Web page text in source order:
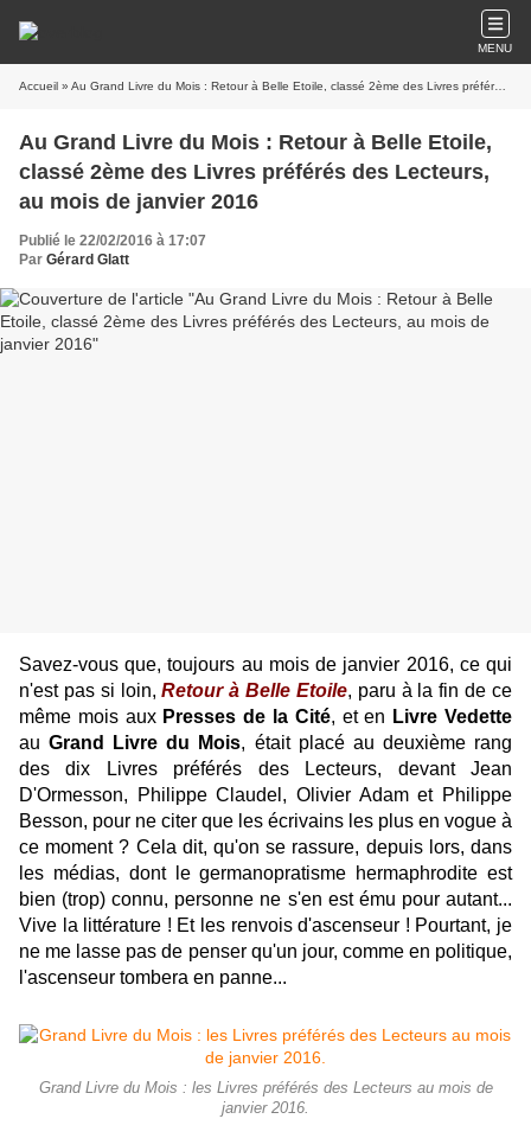
MENU
Accueil » Au Grand Livre du Mois : Retour à Belle Etoile, classé 2ème des Livres préférés des Lecteurs, au mois de janvier 2016
Au Grand Livre du Mois : Retour à Belle Etoile,
classé 2ème des Livres préférés des Lecteurs,
au mois de janvier 2016
Publié le 22/02/2016 à 17:07
Par Gérard Glatt
Savez-vous que, toujours au mois de janvier 2016, ce qui
n'est pas si loin,Retour à Belle Etoile, paru à la fin de ce
même mois aux Presses de la Cité, et en Livre Vedette
auGrand Livre du Mois, était placé au deuxième rang
des dix Livres préférés des Lecteurs, devant Jean
D'Ormesson, Philippe Claudel, Olivier Adam et Philippe
Besson, pour ne citer que les écrivains les plus en vogue à
ce moment ? Cela dit, qu'on se rassure, depuis lors, dans
les médias, dont le germanopratisme hermaphrodite est
bien (trop) connu, personne ne s'en est ému pour autant...
Vive la littérature ! Et les renvois d'ascenseur ! Pourtant, je
ne me lasse pas de penser qu'un jour, comme en politique,
l'ascenseur tombera en panne...
Grand Livre du Mois : les Livres préférés des Lecteurs au mois de
janvier 2016.